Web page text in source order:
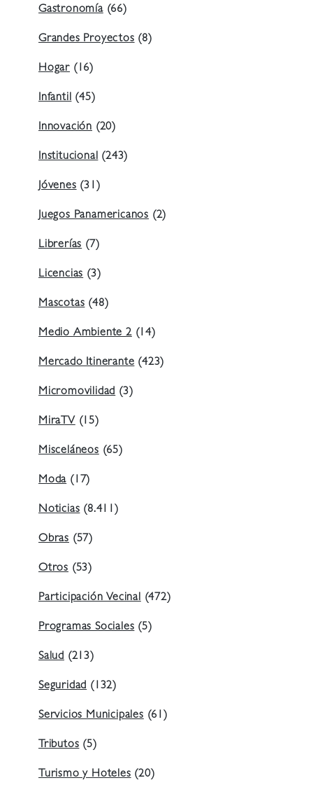
Gastronomía(66)
Grandes Proyectos(8)
Hogar (16)
Infantil(45)
Innovación (20)
Institucional(243)
Jóvenes(31)
Juegos Panamericanos (2)
Librerías(7)
Licencias(3)
Mascotas(48)
Medio Ambiente 2(14)
Mercado Itinerante(423)
Micromovilidad(3)
MiraTV(15)
Misceláneos(65)
Moda(17)
Noticias(8.411)
Obras (57)
Otros (53)
Participación Vecinal(472)
Programas Sociales(5)
Salud (213)
Seguridad(132)
Servicios Municipales(61)
Tributos(5)
Turismo y Hoteles(20)